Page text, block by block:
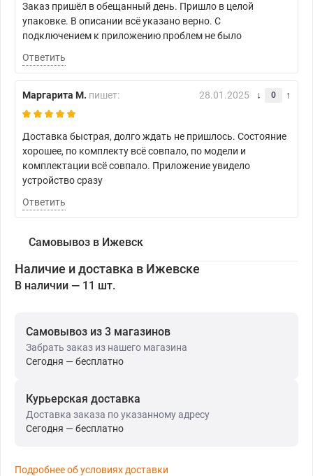
Заказ пришёл в обещанный день. Пришло в целой
упаковке. В описании всё указано верно. С
подключением к приложению проблем не было
Ответить
Маргарита М. пишет: 28.01.2025 0
Доставка быстрая, долго ждать не пришлось. Состояние
хорошее, по комплекту всё совпало, по модели и
комплектации всё совпало. Приложение увидело
устройство сразу
Ответить
Самовывоз в Ижевск
Наличие и доставка в Ижевске
В наличии — 11 шт.
Самовывоз из 3 магазинов
Забрать заказ из нашего магазина
Сегодня — бесплатно
Курьерская доставка
Доставка заказа по указанному адресу
Сегодня — бесплатно
Подробнее об условиях доставки